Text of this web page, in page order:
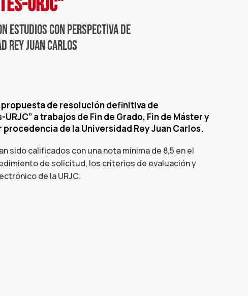
estudios con perspectiva de
rey juan carlos
de resolución definitiva de
a trabajos de Fin de Grado, Fin de Máster y
de la Universidad Rey Juan Carlos.
sido calificados con una nota mínima de 8,5 en el
de solicitud, los criterios de evaluación y
de la URJC.